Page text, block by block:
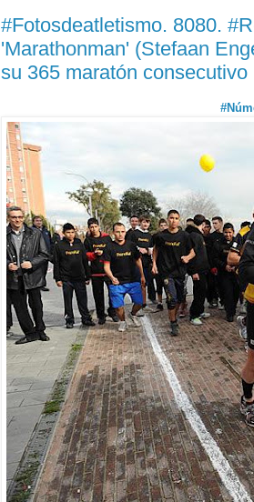
#Fotosdeatletismo. 8080.
'Marathonman' (Stefaan
su 365 maratón consecutivo